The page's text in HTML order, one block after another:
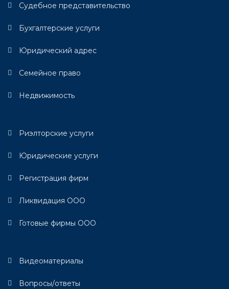
Судебное представительство
Бухгалтерские услуги
Юридический адрес
Семейное право
Недвижимость
Риэлторские услуги
Юридические услуги
Регистрация фирм
Ликвидация ООО
Готовые фирмы ООО
Видеоматериалы
Вопросы/ответы